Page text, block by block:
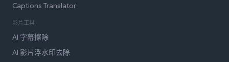
Captions Translator
影片工具
AI 字幕擦除
AI 影片浮水印去除